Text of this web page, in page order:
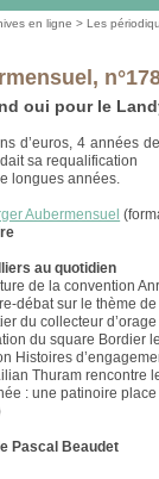
en ligne >Les
oui pour le
d’euros, 4 années
sa requalification
longues années.
Aubermensuel
au quotidien
de la convention
débat sur le thème
du collecteur
du square Bordier
Histoires
Thuram rencontre
: une patinoire
Pascal Beaudet